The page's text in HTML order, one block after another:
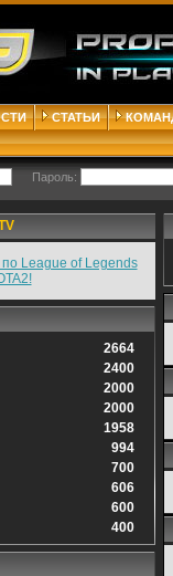
СТАТЬИ
Пароль:
League of Legends
2664
2400
2000
2000
1958
994
700
606
600
400